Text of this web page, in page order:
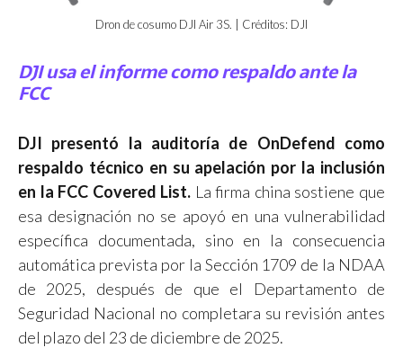
Dron de cosumo DJI Air 3S. | Créditos: DJI
DJI usa el informe como respaldo ante la
FCC
DJI presentó la auditoría de OnDefend como
respaldo técnico en su apelación por la inclusión
en la FCC Covered List. La firma china sostiene que
esa designación no se apoyó en una vulnerabilidad
específica documentada, sino en la consecuencia
automática prevista por la Sección 1709 de la NDAA
de 2025, después de que el Departamento de
Seguridad Nacional no completara su revisión antes
del plazo del 23 de diciembre de 2025.